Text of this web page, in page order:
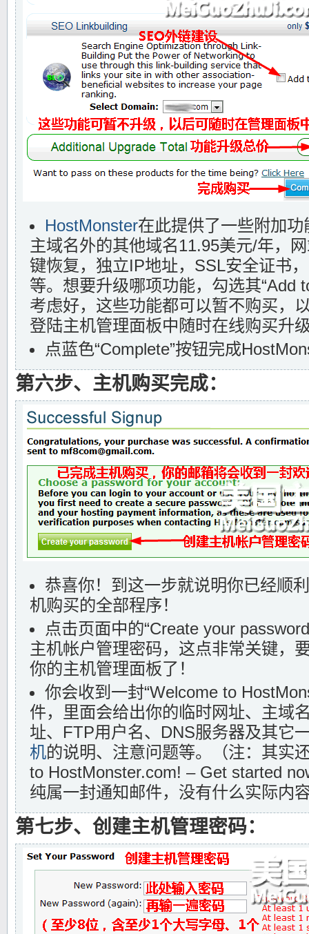
HostMonster在此提供了一些附加
主域名外的其他域名11.95美元/年，
键恢复，独立IP地址，SSL安全证书
等。想要升级哪项功能，勾选其“Add
考虑好，这些功能都可以暂不购买，
登陆主机管理面板中随时在线购买升
点蓝色“Complete”按钮完成
第六步、主机购买完成：
恭喜你！到这一步就说明你已经顺
机购买的全部程序！
点击页面中的“Create your
主机帐户管理密码，这点非常关键，
你的主机管理面板了！
你会收到一封“Welcome to
件，里面会给出你的临时网址、主域
址、FTP用户名、DNS服务器及其它
机的说明、注意问题等。（注：其实
to HostMonster.com! – Get started
纯属一封通知邮件，没有什么实际内
第七步、创建主机管理密码：